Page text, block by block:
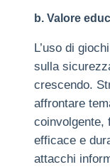
b. Valore
L’uso di
sulla
crescendo.
affrontare
coinvolgente,
efficace e
attacchi